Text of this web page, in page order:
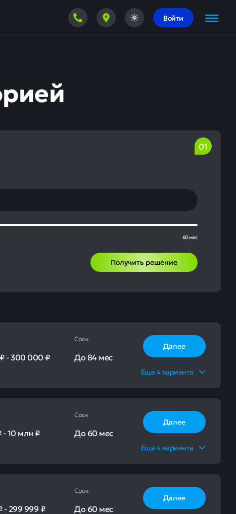
Войти
60 мес
Получить решение
-300 000 ₽
Срок
До84 мес
Далее
Еще4 варианта
-10 млн ₽
Срок
До60 мес
Далее
Еще4 варианта
-299 999 ₽
Срок
До60 мес
Далее